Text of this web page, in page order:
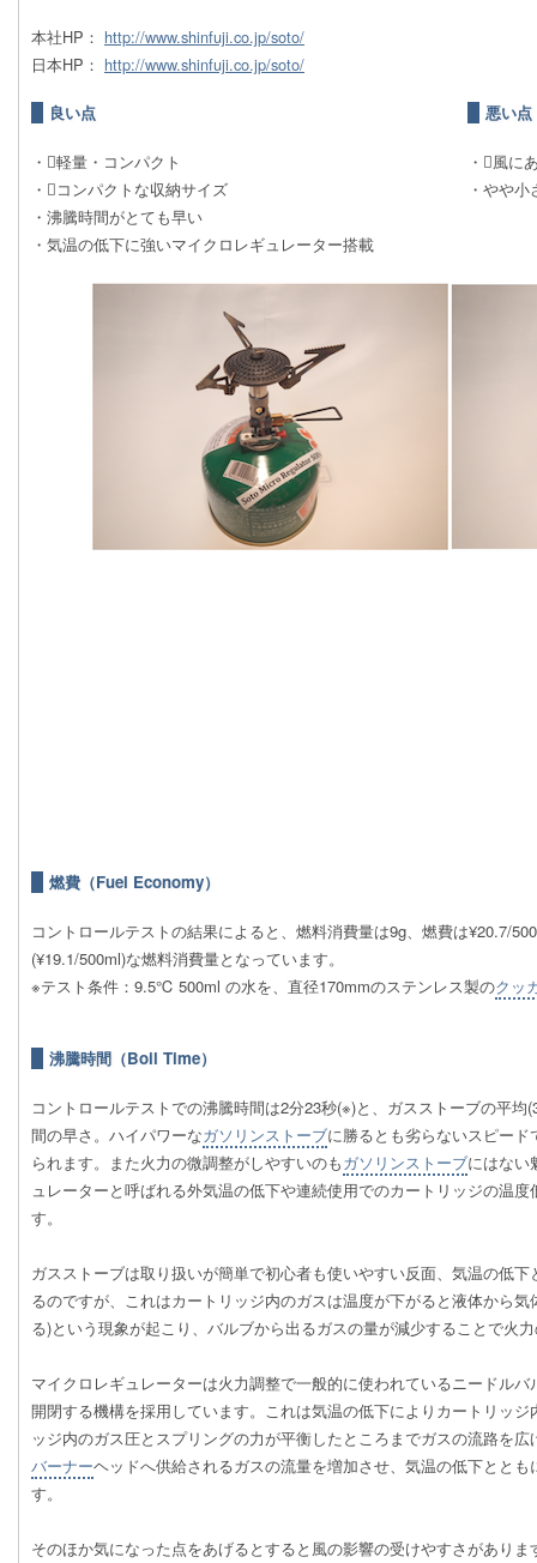
本社HP： http://www.shinfuji.co.jp/soto/
日本HP： http://www.shinfuji.co.jp/soto/
良い点
・軽量・コンパクト
・コンパクトな収納サイズ
・沸騰時間がとても早い
・気温の低下に強いマイクロレギュレーター搭載
悪い点
・風に
・やや
燃費（Fuel Economy）
コントロールテストの結果によると、燃料消費量は9g、燃費は¥20.7/
(¥19.1/500ml)な燃料消費量となっています。
※テスト条件：9.5℃ 500ml の水を、直径170mmのステンレス製のクッ
沸騰時間（Boil Time）
コントロールテストでの沸騰時間は2分23秒(※)と、ガスストーブの平
間の早さ。ハイパワーなガソリンストーブに勝るとも劣らないスピー
られます。また火力の微調整がしやすいのもガソリンストーブにはない
ュレーターと呼ばれる外気温の低下や連続使用でのカートリッジの温
す。
ガスストーブは取り扱いが簡単で初心者も使いやすい反面、気温の低
るのですが、これはカートリッジ内のガスは温度が下がると液体から
る)という現象が起こり、バルブから出るガスの量が減少することで火
マイクロレギュレーターは火力調整で一般的に使われているニードル
開閉する機構を採用しています。これは気温の低下によりカートリッ
ッジ内のガス圧とスプリングの力が平衡したところまでガスの流路を
バーナーヘッドへ供給されるガスの流量を増加させ、気温の低下とと
す。
そのほか気になった点をあげるとすると風の影響の受けやすさがありま